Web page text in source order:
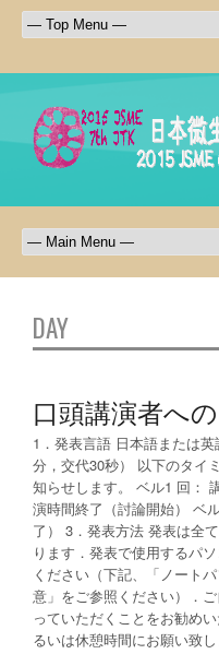
DAY
口頭講演者へ
1．発表言語 日本語または
分，交代30秒） 以下のタイ
知らせします。 ベル1 回：
演時間終了（討論開始） ベ
了） 3．発表方法 発表は全
ります．発表で使用するパ
ください（下記、「ノート
意」をご参照ください）．
っていただくことをお勧め
るいは休憩時間にお願い致